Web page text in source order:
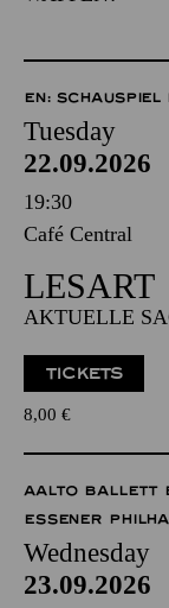
EN: SCHAUSPIEL
Tuesday
22.09.2026
19:30
Café Central
LESART
AKTUELLE
TICKETS
8,00 €
AALTO BALLETT
ESSENER
Wednesday
23.09.2026